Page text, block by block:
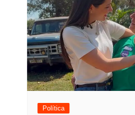
Política